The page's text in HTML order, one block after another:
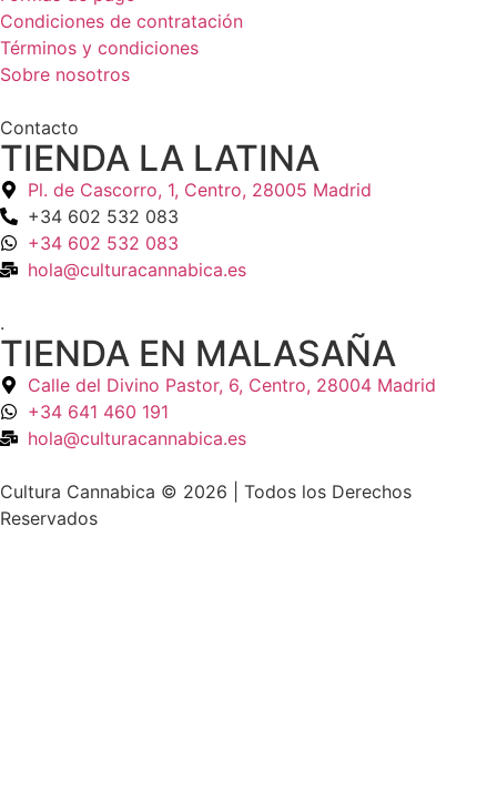
Condiciones de contratación
Términos y condiciones
Sobre nosotros
Contacto
TIENDA LA LATINA
Pl. de Cascorro, 1, Centro, 28005 Madrid
+34 602 532 083
+34 602 532 083
hola@culturacannabica.es
.
TIENDA EN MALASAÑA
Calle del Divino Pastor, 6, Centro, 28004 Madrid
+34 641 460 191
hola@culturacannabica.es
Cultura Cannabica © 2026 | Todos los Derechos
Reservados